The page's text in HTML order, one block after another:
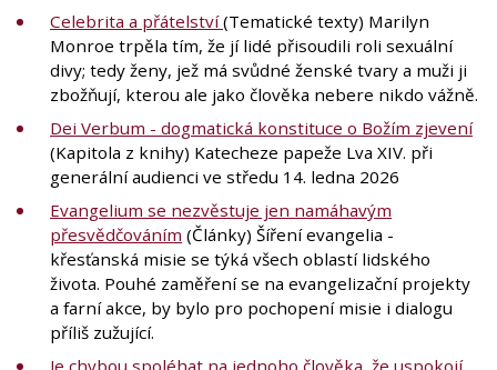
Celebrita a přátelství(Tematické texty) Marilyn
Monroe trpěla tím, že jí lidé přisoudili roli sexuální
divy; tedy ženy, jež má svůdné ženské tvary a muži ji
zbožňují, kterou ale jako člověka nebere nikdo vážně.
Dei Verbum - dogmatická konstituce o Božím zjevení
(Kapitola z knihy) Katecheze papeže Lva XIV. při
generální audienci ve středu 14. ledna 2026
Evangelium se nezvěstuje jen namáhavým
přesvědčováním (Články) Šíření evangelia -
křesťanská misie se týká všech oblastí lidského
života. Pouhé zaměření se na evangelizační projekty
a farní akce, by bylo pro pochopení misie i dialogu
příliš zužující.
Je chybou spoléhat na jednoho člověka, že uspokojí